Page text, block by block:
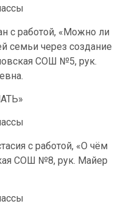
с работой, «Можно ли
семьи через создание
СОШ №5, рук.
с работой, «О чём
СОШ №8, рук. Майер